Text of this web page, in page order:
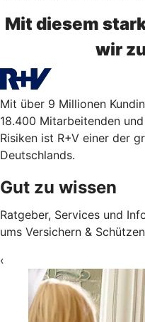
Mit diesem
wir
Mit über 9 Millionen
18.400 Mitarbeitenden
Risiken ist R+V einer der
Deutschlands.
Gut zu wissen
Ratgeber, Services und
ums Versichern &
‹